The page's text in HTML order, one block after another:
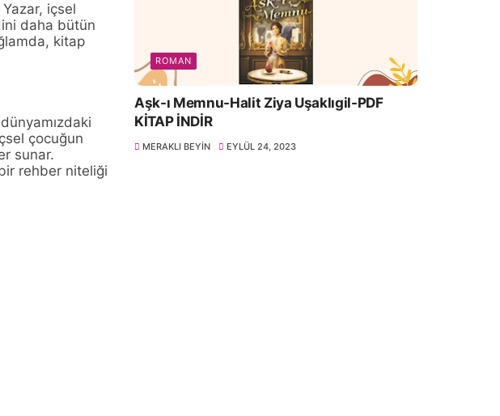
içsel
daha bütün
kitap
çocuğun
sunar.
rehber niteliği
ROMAN
Aşk-ı Memnu-Halit Ziya Uşaklıgil-PDF
KİTAP İNDİR
MERAKLI BEYIN EYLÜL 24, 2023